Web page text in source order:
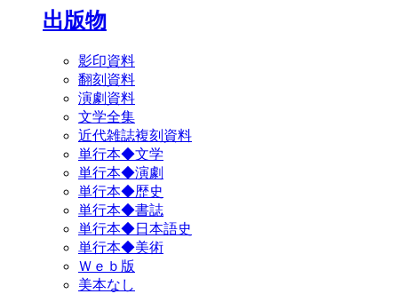
出版物
影印資料
翻刻資料
演劇資料
文学全集
近代雑誌複刻資料
単行本◆文学
単行本◆演劇
単行本◆歴史
単行本◆書誌
単行本◆日本語史
単行本◆美術
Ｗｅｂ版
美本なし